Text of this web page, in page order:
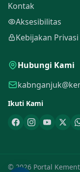
Kontak
Aksesibilitas
Kebijakan Privasi
Hubungi Kami
Ikuti Kami
© 2026 Portal